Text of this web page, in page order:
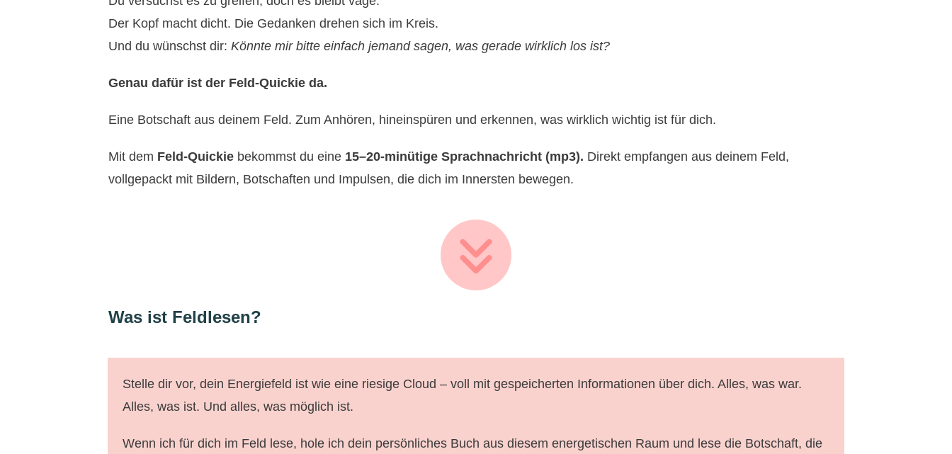
Der Kopf macht dicht. Die Gedanken drehen sich im Kreis.
Und du wünschst dir: Könnte mir bitte einfach jemand sagen, was gerade wirklich los ist?
Genau dafür ist der Feld-Quickie da.
Eine Botschaft aus deinem Feld. Zum Anhören, hineinspüren und erkennen, was wirklich wichtig ist für dich.
Mit dem Feld-Quickie bekommst du eine 15–20-minütige Sprachnachricht (mp3). Direkt empfangen aus deinem Feld,
vollgepackt mit Bildern, Botschaften und Impulsen, die dich im Innersten bewegen.
Was ist Feldlesen?
Stelle dir vor, dein Energiefeld ist wie eine riesige Cloud – voll mit gespeicherten Informationen über dich. Alles, was war.
Alles, was ist. Und alles, was möglich ist.
Wenn ich für dich im Feld lese, hole ich dein persönliches Buch aus diesem energetischen Raum und lese die Botschaft, die